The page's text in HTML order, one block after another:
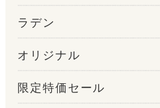
ラデン
オリジナル
限定特価セール